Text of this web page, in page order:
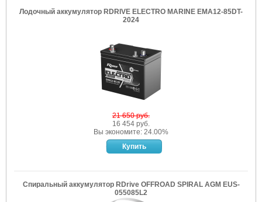
Лодочный аккумулятор RDRIVE ELECTRO MARINE EMA12-85DT-
2024
21 650 руб.
16 454 руб.
Вы экономите: 24.00%
Спиральный аккумулятор RDrive OFFROAD SPIRAL AGM EUS-
055085L2